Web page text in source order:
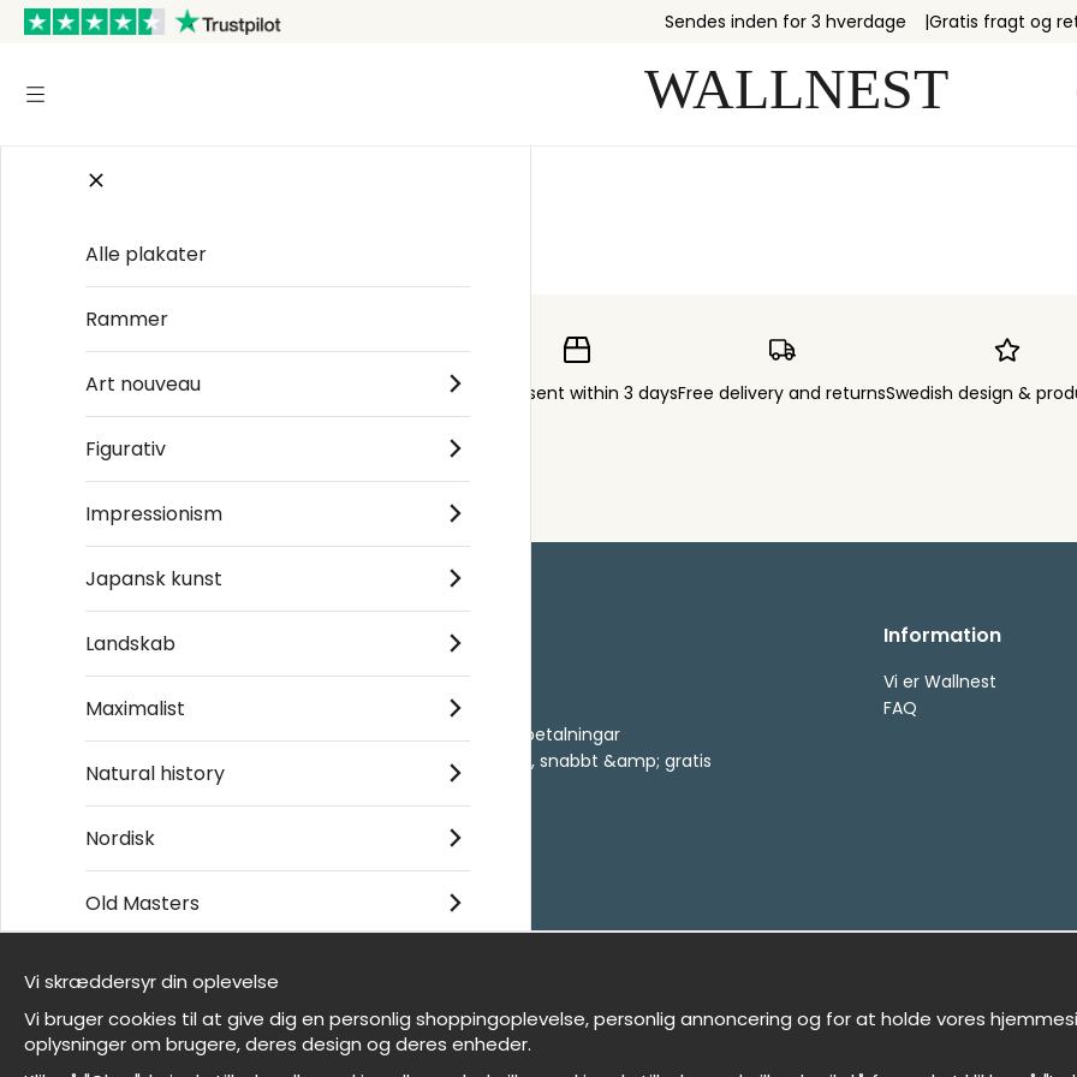
Sendes inden for 3 hverdage Gratis fragt og
Order sent within 3 daysFree delivery and returnsSwedish design &
Handle ind
Kontakt os
- Returer och återbetalningar
- Leverans - enkelt, snabbt &amp; gratis
Om cookies
Mine favoritter
Information
Vi er Wallnest
FAQ
Et harum quidem rerum facilis est et expedita
Alle plakater
Rammer
Art nouveau
Figurativ
Impressionism
Japansk kunst
Landskab
Maximalist
Natural history
Nordisk
Old Masters
Vi er Wallnest
FAQ
Vi skræddersyr din oplevelse
Vi bruger cookies til at give dig en personlig shoppingoplevelse, personlig annoncering og for at holde vores
oplysninger om brugere, deres design og deres enheder.